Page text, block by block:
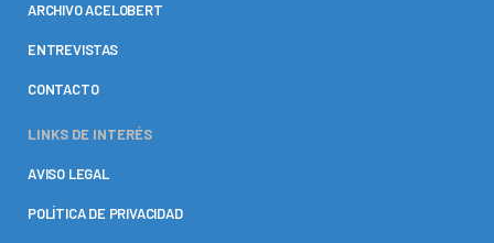
ARCHIVO ACELOBERT
ENTREVISTAS
CONTACTO
LINKS DE INTERÉS
AVISO LEGAL
POLÍTICA DE PRIVACIDAD